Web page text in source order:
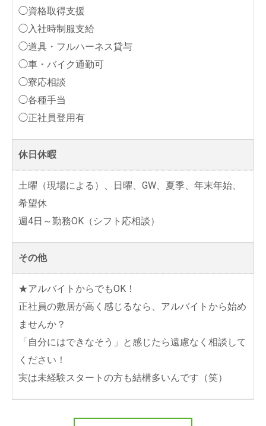
◯資格取得支援
◯入社時制服支給
◯道具・フルハーネス貸与
◯車・バイク通勤可
◯寮応相談
◯各種手当
◯正社員登用有
休日休暇
土曜（現場による）、日曜、GW、夏季、年末年始、
希望休
週4日～勤務OK（シフト応相談）
その他
★アルバイトからでもOK！
正社員の敷居が高く感じるなら、アルバイトから始め
ませんか？
「自分にはできなそう」と感じたら遠慮なく相談して
ください！
実は未経験スタートの方も結構多いんです（笑）